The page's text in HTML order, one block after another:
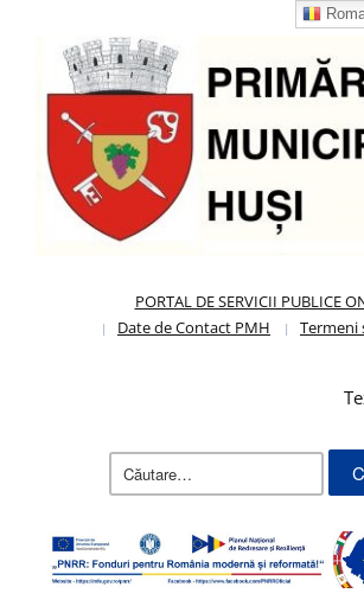
PORTAL DE SERVICII PUBLICE
Date de Contact PMH
Termeni
Caută